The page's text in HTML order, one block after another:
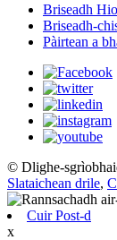
Briseadh
Briseadh-
Pàirtean a
© Dlighe-
Slataichean drile,
Cuir Post-d
x